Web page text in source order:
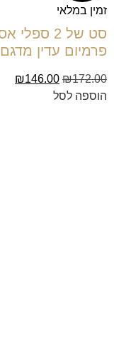
זמין במלאי
פרמיום עדין מדגם MARLENE-V&B
₪172.00
₪146.00
הוספה לסל